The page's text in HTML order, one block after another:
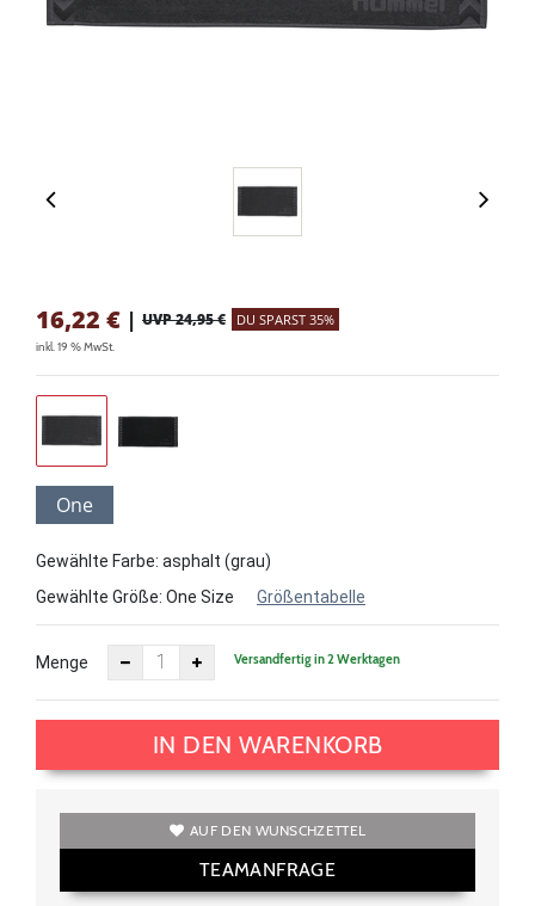
16,22 € | UVP 24,95 € DU SPARST 35%
inkl. 19 % MwSt.
One
Gewählte Farbe: asphalt (grau)
Gewählte Größe: One Size Größentabelle
Menge Versandfertig in 2 Werktagen
IN DEN WARENKORB
AUF DEN WUNSCHZETTEL
TEAMANFRAGE